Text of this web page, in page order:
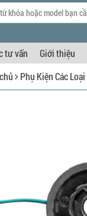
tư vấn Giới thiệu
Phụ Kiện Các Loại